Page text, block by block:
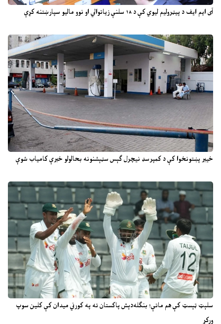
آی ایم ایف د پیټرولیم لیوي کې د ۱۸ سلنې زیاتوالي او نوو مالیو سپارښتنه کړې
خیبر پښتونخوا کې د کمپرسډ نیچرل ګېس سټېشنونه بحالولو خبرې کامیاب شوې
سلېټ ټېسټ کې هم ماتې؛ بنګله‌دېش پاکستان ته په کورني میدان کې کلین سوپ
ورکړ